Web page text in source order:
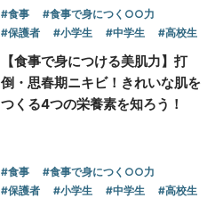
#食事
#食事で身につく○○力
#保護者
#小学生 #中学生 #高校生
【食事で身につける美肌力】打
倒・思春期ニキビ！きれいな肌を
つくる4つの栄養素を知ろう！
#食事
#食事で身につく○○力
#保護者
#小学生 #中学生 #高校生